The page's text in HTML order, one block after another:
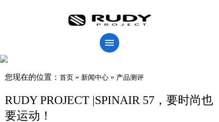
您现在的位置： 首页 » 新闻中心 » 产品测评
RUDY PROJECT |SPINAIR 57，要时尚也
要运动！